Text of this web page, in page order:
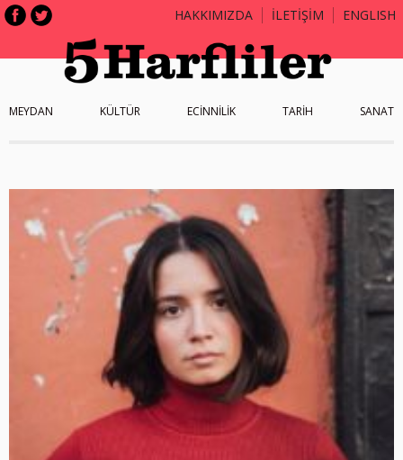
HAKKIMIZDA İLETİŞİM ENGLISH
MEYDAN KÜLTÜR ECİNNİLİK TARİH SANAT